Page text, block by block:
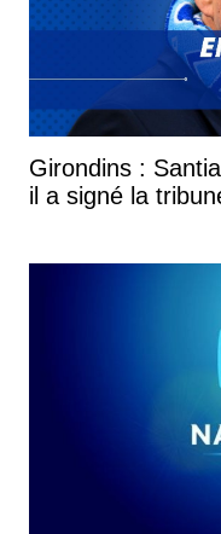
Girondins :
il a signé la